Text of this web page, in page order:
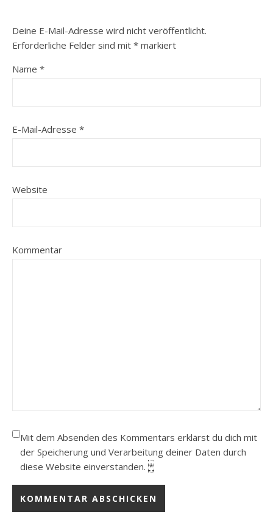
Deine E-Mail-Adresse wird nicht veröffentlicht.
Erforderliche Felder sind mit * markiert
Name *
E-Mail-Adresse *
Website
Kommentar
Mit dem Absenden des Kommentars erklärst du dich mit
der Speicherung und Verarbeitung deiner Daten durch
diese Website einverstanden. *